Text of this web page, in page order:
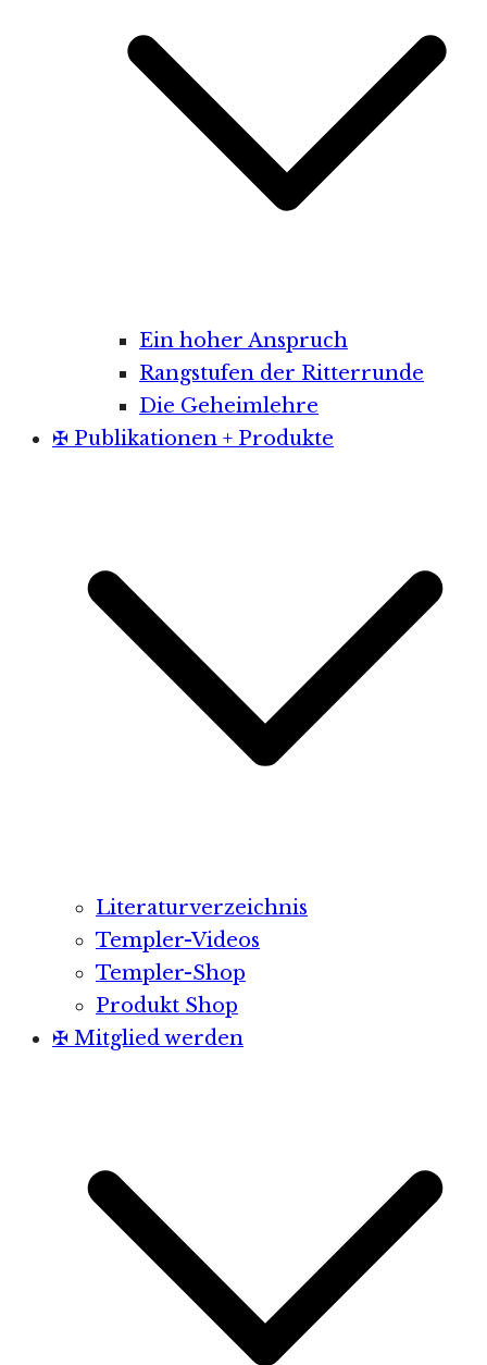
Ein hoher Anspruch
Rangstufen der Ritterrunde
Die Geheimlehre
✠ Publikationen + Produkte
Literaturverzeichnis
Templer-Videos
Templer-Shop
Produkt Shop
✠ Mitglied werden